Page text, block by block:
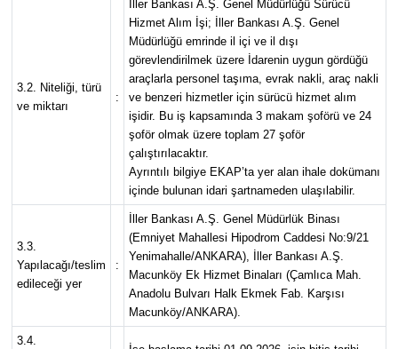
3.2. Niteliği, türü
ve miktarı
:
İller Bankası A.Ş. Genel Müdürlüğü Sürücü
Hizmet Alım İşi; İller Bankası A.Ş. Genel
Müdürlüğü emrinde il içi ve il dışı
görevlendirilmek üzere İdarenin uygun gördüğü
araçlarla personel taşıma, evrak nakli, araç nakli
ve benzeri hizmetler için sürücü hizmet alım
işidir. Bu iş kapsamında 3 makam şoförü ve 24
şoför olmak üzere toplam 27 şoför
çalıştırılacaktır.
Ayrıntılı bilgiye EKAP’ta yer alan ihale dokümanı
içinde bulunan idari şartnameden ulaşılabilir.
3.3.
Yapılacağı/teslim
edileceği yer
:
İller Bankası A.Ş. Genel Müdürlük Binası
(Emniyet Mahallesi Hipodrom Caddesi No:9/21
Yenimahalle/ANKARA), İller Bankası A.Ş.
Macunköy Ek Hizmet Binaları (Çamlıca Mah.
Anadolu Bulvarı Halk Ekmek Fab. Karşısı
Macunköy/ANKARA).
3.4.
Sokak Hayvanlarını Sahiplendirme
Sonsöz Özel